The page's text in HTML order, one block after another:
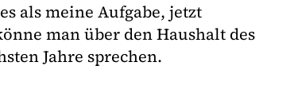
als meine Aufgabe, jetzt
man über den Haushalt des
Jahre sprechen.